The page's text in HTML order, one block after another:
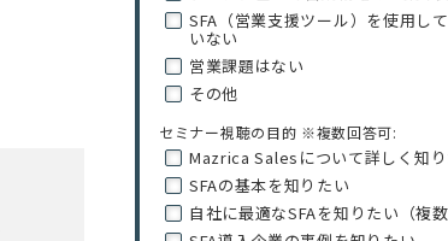
SFA（営業支援ツール）を使用し
いない
営業課題はない
その他
セミナー視聴の目的 ※複数回答可:
Mazrica Salesについて詳しく知
SFAの基本を知りたい
自社に最適なSFAを知りたい（複